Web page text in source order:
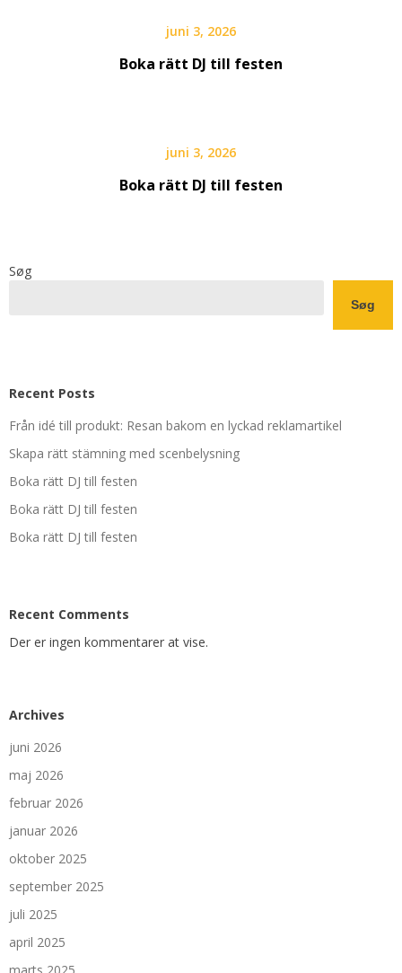
juni 3, 2026
Boka rätt DJ till festen
juni 3, 2026
Boka rätt DJ till festen
Søg
Søg
Recent Posts
Från idé till produkt: Resan bakom en lyckad reklamartikel
Skapa rätt stämning med scenbelysning
Boka rätt DJ till festen
Boka rätt DJ till festen
Boka rätt DJ till festen
Recent Comments
Der er ingen kommentarer at vise.
Archives
juni 2026
maj 2026
februar 2026
januar 2026
oktober 2025
september 2025
juli 2025
april 2025